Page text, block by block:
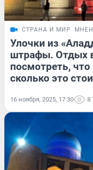
СТРАНА И МИР
Улочки из
штрафы. Отдых
посмотреть,
сколько это
16 ноября, 2025, 17:30 8